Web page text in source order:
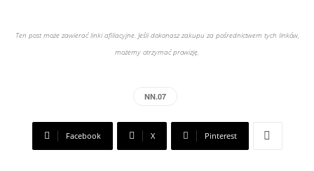
Ten post może zawierać linki afiliacyjne. Jeśli dokonasz zakupu za pośrednictwem tych linków,
możemy otrzymać prowizję.
NN.07
Facebook X Pinterest